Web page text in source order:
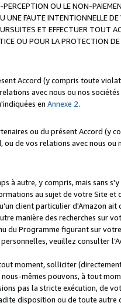
OU LE NON-
UNE FAUTE INTENTIONNELLE
ET EFFECTUER TOUT
OU POUR LA PROTECTION
Accord (y compris toute
avec nous ou nos
en Annexe 2.
ou du présent Accord (y
de vos relations avec nous
autre, y compris, mais sans
au sujet de votre Site
client particulier d'Amazon ait
manière des recherches sur
Programme figurant sur
veuillez consulter
moment, solliciter
mêmes pouvons, à tout
pas la stricte exécution, de
disposition ou de toute